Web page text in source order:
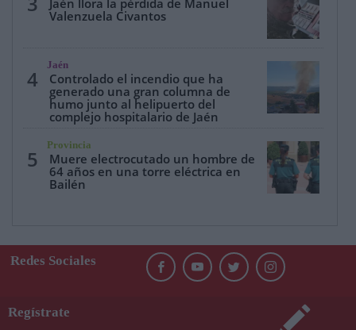
Jaén llora la pérdida de Manuel
Valenzuela Civantos
4
Jaén
Controlado el incendio que ha
generado una gran columna de
humo junto al helipuerto del
complejo hospitalario de Jaén
5
Provincia
Muere electrocutado un hombre de
64 años en una torre eléctrica en
Bailén
Redes Sociales
Regístrate